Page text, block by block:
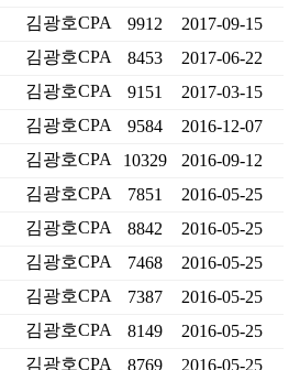
김광호CPA 9912
2017-09-15
김광호CPA 8453
2017-06-22
김광호CPA 9151
2017-03-15
김광호CPA 9584
2016-12-07
김광호CPA 10329
2016-09-12
김광호CPA 7851
2016-05-25
김광호CPA 8842
2016-05-25
김광호CPA 7468
2016-05-25
김광호CPA 7387
2016-05-25
김광호CPA 8149
2016-05-25
김광호CPA 8769
2016-05-25